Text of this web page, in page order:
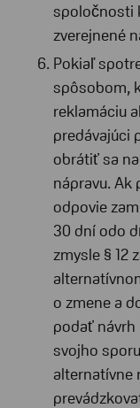
spoločnosti
zverejnené
Pokiaľ
spôsobom,
reklamáciu
predávajúci
obrátiť sa
nápravu. Ak
odpovie
30 dní odo
zmysle § 12
o zmene a
podať návrh
svojho
alternatívne